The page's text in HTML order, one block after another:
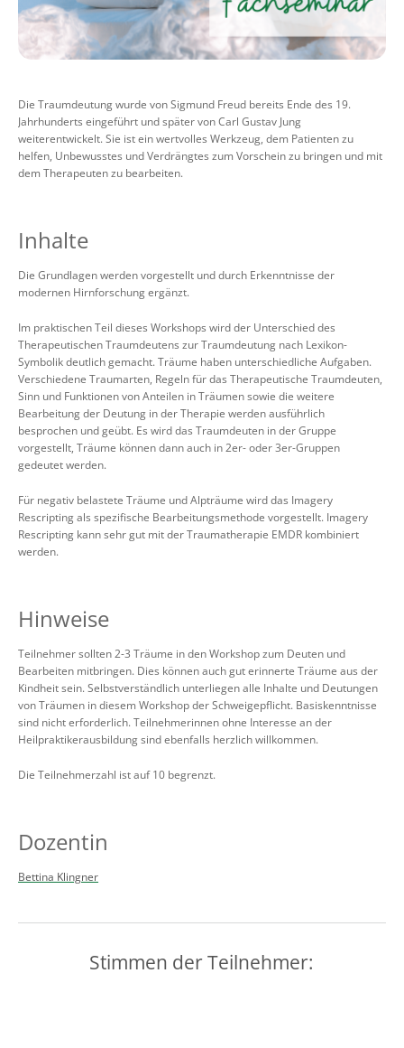
Die Traumdeutung wurde von Sigmund Freud bereits Ende des 19.
Jahrhunderts eingeführt und später von Carl Gustav Jung
weiterentwickelt. Sie ist ein wertvolles Werkzeug, dem Patienten zu
helfen, Unbewusstes und Verdrängtes zum Vorschein zu bringen und mit
dem Therapeuten zu bearbeiten.
Inhalte
Die Grundlagen werden vorgestellt und durch Erkenntnisse der
modernen Hirnforschung ergänzt.
Im praktischen Teil dieses Workshops wird der Unterschied des
Therapeutischen Traumdeutens zur Traumdeutung nach Lexikon-
Symbolik deutlich gemacht. Träume haben unterschiedliche Aufgaben.
Verschiedene Traumarten, Regeln für das Therapeutische Traumdeuten,
Sinn und Funktionen von Anteilen in Träumen sowie die weitere
Bearbeitung der Deutung in der Therapie werden ausführlich
besprochen und geübt. Es wird das Traumdeuten in der Gruppe
vorgestellt, Träume können dann auch in 2er- oder 3er-Gruppen
gedeutet werden.
Für negativ belastete Träume und Alpträume wird das Imagery
Rescripting als spezifische Bearbeitungsmethode vorgestellt. Imagery
Rescripting kann sehr gut mit der Traumatherapie EMDR kombiniert
werden.
Hinweise
Teilnehmer sollten 2-3 Träume in den Workshop zum Deuten und
Bearbeiten mitbringen. Dies können auch gut erinnerte Träume aus der
Kindheit sein. Selbstverständlich unterliegen alle Inhalte und Deutungen
von Träumen in diesem Workshop der Schweigepflicht. Basiskenntnisse
sind nicht erforderlich. Teilnehmerinnen ohne Interesse an der
Heilpraktikerausbildung sind ebenfalls herzlich willkommen.
Die Teilnehmerzahl ist auf 10 begrenzt.
Dozentin
Bettina Klingner
Stimmen der Teilnehmer: